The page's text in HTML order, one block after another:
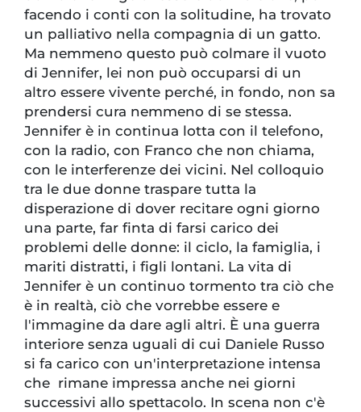
facendo i conti con la solitudine, ha trovato
un palliativo nella compagnia di un gatto.
Ma nemmeno questo può colmare il vuoto
di Jennifer, lei non può occuparsi di un
altro essere vivente perché, in fondo, non sa
prendersi cura nemmeno di se stessa.
Jennifer è in continua lotta con il telefono,
con la radio, con Franco che non chiama,
con le interferenze dei vicini. Nel colloquio
tra le due donne traspare tutta la
disperazione di dover recitare ogni giorno
una parte, far finta di farsi carico dei
problemi delle donne: il ciclo, la famiglia, i
mariti distratti, i figli lontani. La vita di
Jennifer è un continuo tormento tra ciò che
è in realtà, ciò che vorrebbe essere e
l'immagine da dare agli altri. È una guerra
interiore senza uguali di cui Daniele Russo
si fa carico con un'interpretazione intensa
che rimane impressa anche nei giorni
successivi allo spettacolo. In scena non c'è